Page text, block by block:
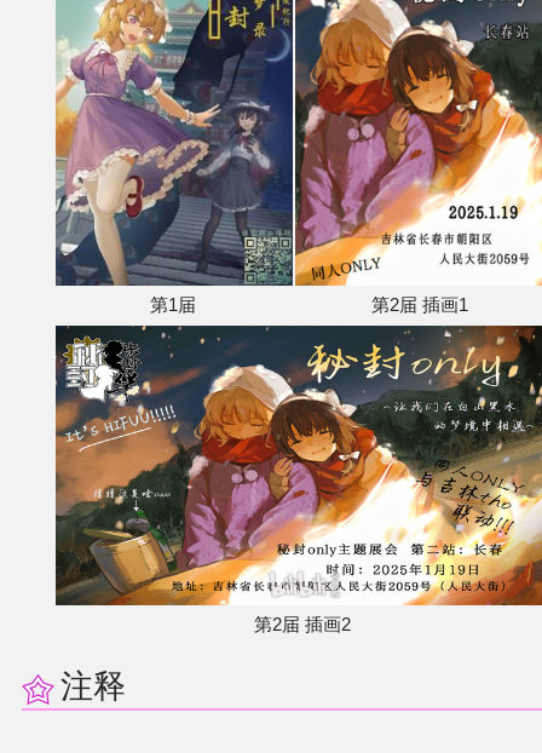
第1届 第2届 插画1
第2届 插画2
注释
捐款支持